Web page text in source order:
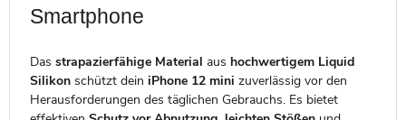
Smartphone
Das strapazierfähige Material aus hochwertigem Liquid
Silikonschützt dein iPhone 12 mini zuverlässig vor den
Herausforderungen des täglichen Gebrauchs. Es bietet